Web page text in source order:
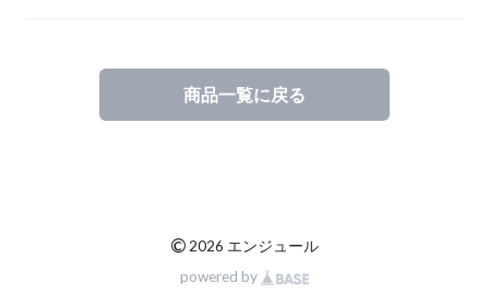
商品一覧に戻る
© 2026 エンジュール
powered by